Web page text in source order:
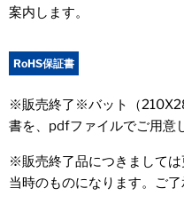
案内します。
RoHS保証書
※販売終了※バット（
書を、pdfファイルでご用意
※販売終了品につきまして
当時のものになります。ご了